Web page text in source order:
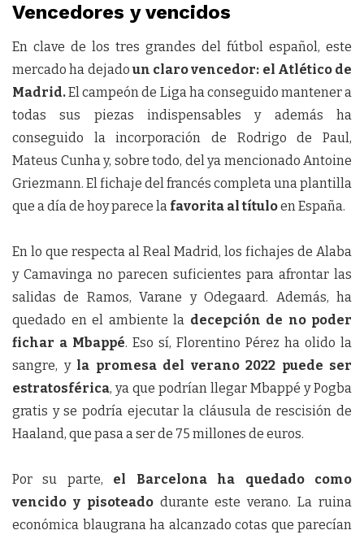
Vencedores y vencidos
En clave de los tres grandes del fútbol español, este
mercado ha dejado un claro vencedor: el Atlético de
Madrid.El campeón de Liga ha conseguido mantener a
todas sus piezas indispensables y además ha
conseguido la incorporación de Rodrigo de Paul,
Mateus Cunha y, sobre todo, del ya mencionado Antoine
Griezmann. El fichaje del francés completa una plantilla
que a día de hoy parece la favorita al títuloen España.
En lo que respecta al Real Madrid, los fichajes de Alaba
y Camavinga no parecen suficientes para afrontar las
salidas de Ramos, Varane y Odegaard. Además, ha
quedado en el ambiente la decepción de no poder
fichar a Mbappé. Eso sí, Florentino Pérez ha olido la
sangre, y la promesa del verano 2022 puede ser
estratosférica, ya que podrían llegar Mbappé y Pogba
gratis y se podría ejecutar la cláusula de rescisión de
Haaland, que pasa a ser de 75 millones de euros.
Por su parte, el Barcelona ha quedado como
vencido y pisoteadodurante este verano. La ruina
económica blaugrana ha alcanzado cotas que parecían